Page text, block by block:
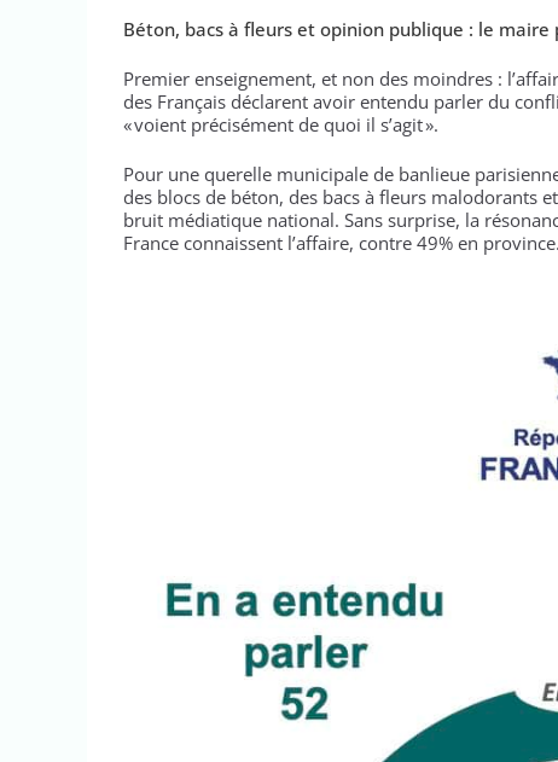
Béton, bacs à fleurs et opinion publique : le
Premier enseignement, et non des moindres :
des Français déclarent avoir entendu parler du
« voient précisément de quoi il s’agit ».
Pour une querelle municipale de banlieue
des blocs de béton, des bacs à fleurs malodorants
bruit médiatique national. Sans surprise, la
France connaissent l’affaire, contre 49% en province.